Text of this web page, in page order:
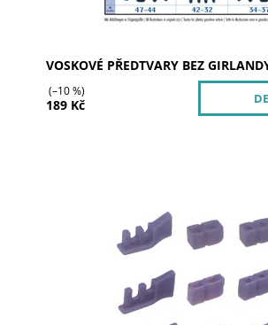
VOSKOVÉ PŘEDTVARY BEZ
(–10 %)
189 Kč
Skladem u dodavatele
01-7100
al dente